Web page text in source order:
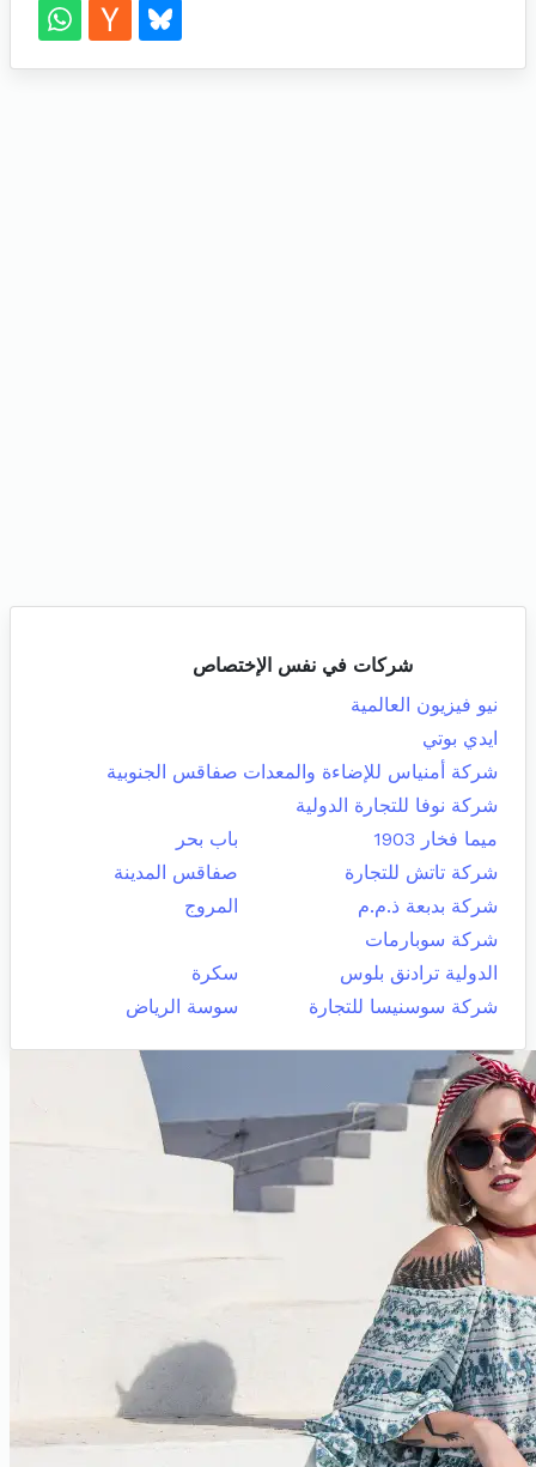
شركات في نفس الإختصاص
نيو فيزيون العالمية
ايدي بوتي
شركة أمنياس للإضاءة والمعدات صفاقس الجنوبية
شركة نوفا للتجارة الدولية
ميما فخار 1903
باب بحر
شركة تاتش للتجارة
صفاقس المدينة
شركة بدبعة ذ.م.م
المروج
شركة سوبارمات
الدولية ترادنق بلوس
سكرة
شركة سوسنيسا للتجارة
سوسة الرياض